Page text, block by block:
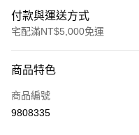
付款與運送方式
宅配滿NT$5,000免運
信用卡一次付款
信用卡分期付款
商品特色
商品編號
9808335